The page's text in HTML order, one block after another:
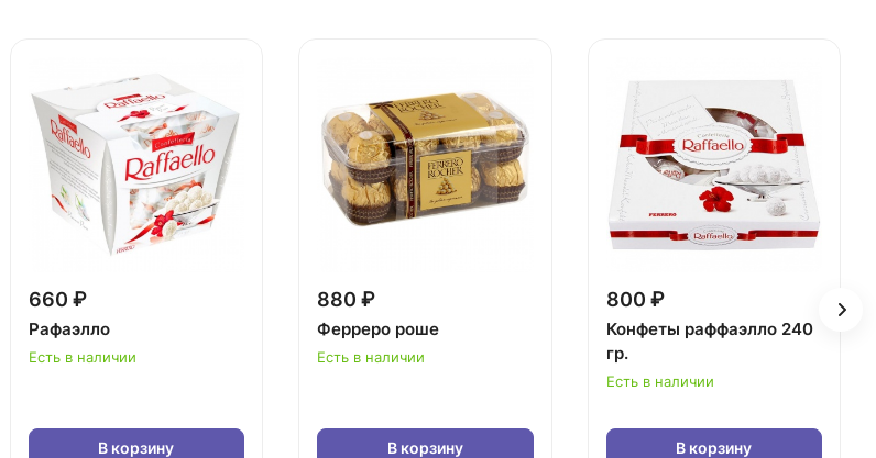
660 ₽
Рафаэлло
Есть в наличии
В корзину
880 ₽
Ферреро роше
Есть в наличии
В корзину
800 ₽
Конфеты раффаэлло 240
гр.
Есть в наличии
В корзину